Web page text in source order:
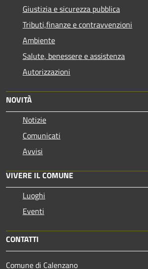
Giustizia e sicurezza pubblica
Tributi,finanze e contravvenzioni
Ambiente
Salute, benessere e assistenza
Autorizzazioni
NOVITÀ
Notizie
Comunicati
Avvisi
VIVERE IL COMUNE
Luoghi
Eventi
CONTATTI
Comune di Calenzano